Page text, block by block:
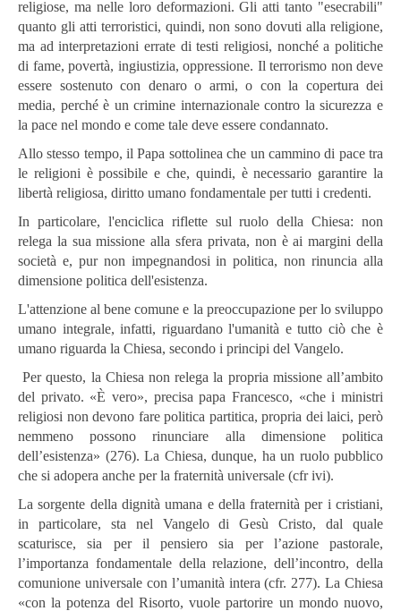
religiose, ma nelle loro deformazioni. Gli atti tanto "esecrabili"
quanto gli atti terroristici, quindi, non sono dovuti alla religione,
ma ad interpretazioni errate di testi religiosi, nonché a politiche
di fame, povertà, ingiustizia, oppressione. Il terrorismo non deve
essere sostenuto con denaro o armi, o con la copertura dei
media, perché è un crimine internazionale contro la sicurezza e
la pace nel mondo e come tale deve essere condannato.
Allo stesso tempo, il Papa sottolinea che un cammino di pace tra
le religioni è possibile e che, quindi, è necessario garantire la
libertà religiosa, diritto umano fondamentale per tutti i credenti.
In particolare, l'enciclica riflette sul ruolo della Chiesa: non
relega la sua missione alla sfera privata, non è ai margini della
società e, pur non impegnandosi in politica, non rinuncia alla
dimensione politica dell'esistenza.
L'attenzione al bene comune e la preoccupazione per lo sviluppo
umano integrale, infatti, riguardano l'umanità e tutto ciò che è
umano riguarda la Chiesa, secondo i principi del Vangelo.
Per questo, la Chiesa non relega la propria missione all’ambito
del privato. «È vero», precisa papa Francesco, «che i ministri
religiosi non devono fare politica partitica, propria dei laici, però
nemmeno possono rinunciare alla dimensione politica
dell’esistenza» (276). La Chiesa, dunque, ha un ruolo pubblico
che si adopera anche per la fraternità universale (cfr ivi).
La sorgente della dignità umana e della fraternità per i cristiani,
in particolare, sta nel Vangelo di Gesù Cristo, dal quale
scaturisce, sia per il pensiero sia per l’azione pastorale,
l’importanza fondamentale della relazione, dell’incontro, della
comunione universale con l’umanità intera (cfr. 277). La Chiesa
«con la potenza del Risorto, vuole partorire un mondo nuovo,